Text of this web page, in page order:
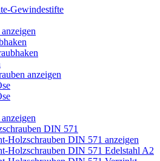
Gewindestifte
anzeigen
DIN 571
Holzschrauben DIN 571 anzeigen
Holzschrauben DIN 571 Edelstahl A2